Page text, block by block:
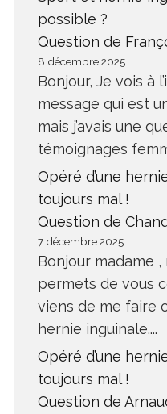
possible ?
Question de
8 décembre 2025
Bonjour, Je vois à
message qui est
mais j’avais une
témoignages
Opéré d’une
toujours mal !
Question de
7 décembre 2025
Bonjour madame ,
permets de vous
viens de me faire
hernie inguinale....
Opéré d’une
toujours mal !
Question de